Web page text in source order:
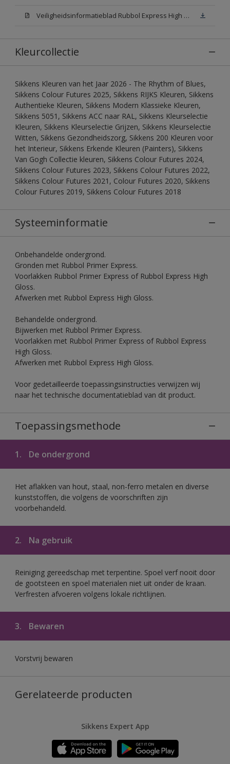
Veiligheidsinformatieblad Rubbol Express High Gloss N00 (MSDS)
Kleurcollectie
Sikkens Kleuren van het Jaar 2026 - The Rhythm of Blues,
Sikkens Colour Futures 2025, Sikkens RIJKS Kleuren, Sikkens
Authentieke Kleuren, Sikkens Modern Klassieke Kleuren,
Sikkens 5051, Sikkens ACC naar RAL, Sikkens Kleurselectie
Kleuren, Sikkens Kleurselectie Grijzen, Sikkens Kleurselectie
Witten, Sikkens Gezondheidszorg, Sikkens 200 Kleuren voor
het Interieur, Sikkens Erkende Kleuren (Painters), Sikkens
Van Gogh Collectie kleuren, Sikkens Colour Futures 2024,
Sikkens Colour Futures 2023, Sikkens Colour Futures 2022,
Sikkens Colour Futures 2021, Colour Futures 2020, Sikkens
Colour Futures 2019, Sikkens Colour Futures 2018
Systeeminformatie
Onbehandelde ondergrond.
Gronden met Rubbol Primer Express.
Voorlakken Rubbol Primer Express of Rubbol Express High
Gloss.
Afwerken met Rubbol Express High Gloss.
Behandelde ondergrond.
Bijwerken met Rubbol Primer Express.
Voorlakken met Rubbol Primer Express of Rubbol Express
High Gloss.
Afwerken met Rubbol Express High Gloss.
Voor gedetailleerde toepassingsinstructies verwijzen wij
naar het technische documentatieblad van dit product.
Toepassingsmethode
1. De ondergrond
Het aflakken van hout, staal, non-ferro metalen en diverse
kunststoffen, die volgens de voorschriften zijn
voorbehandeld.
2. Na gebruik
Reiniging gereedschap met terpentine. Spoel verf nooit door
de gootsteen en spoel materialen niet uit onder de kraan.
Verfresten afvoeren volgens lokale richtlijnen.
3. Bewaren
Vorstvrij bewaren
Gerelateerde producten
Sikkens Expert App